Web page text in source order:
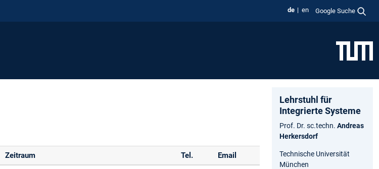
de en Google Suche
Zeitraum Tel. Email
Lehrstuhl für
Integrierte Systeme
Prof. Dr. sc.techn. Andreas
Herkersdorf
Technische Universität
München